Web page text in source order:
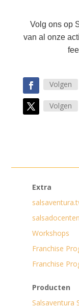
Volg ons op
van al onze
Volgen
Volgen
Extra
Workshops
Franchise
Franchise
Producten
Salsaventura